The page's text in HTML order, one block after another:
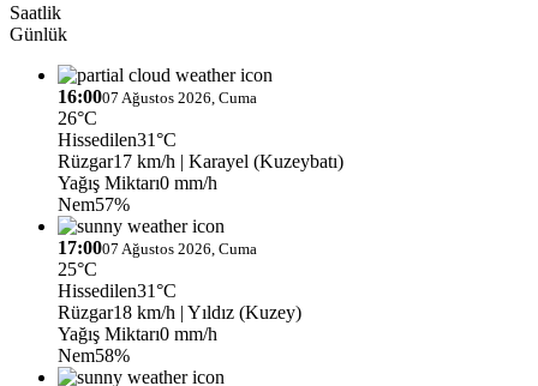
Saatlik
Günlük
16:0007 Ağustos 2026, Cuma
26°C
Hissedilen31°C
Rüzgar17 km/h | Karayel (Kuzeybatı)
Yağış Miktarı0 mm/h
Nem57%
17:0007 Ağustos 2026, Cuma
25°C
Hissedilen31°C
Rüzgar18 km/h | Yıldız (Kuzey)
Yağış Miktarı0 mm/h
Nem58%